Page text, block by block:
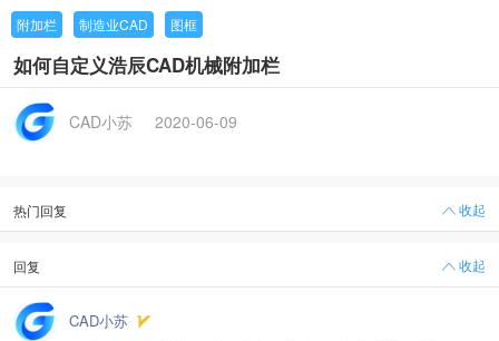
附加栏 制造业CAD 图框
如何自定义浩辰CAD机械附加栏
CAD小苏 2020-06-09
热门回复 收起
回复 收起
CAD小苏